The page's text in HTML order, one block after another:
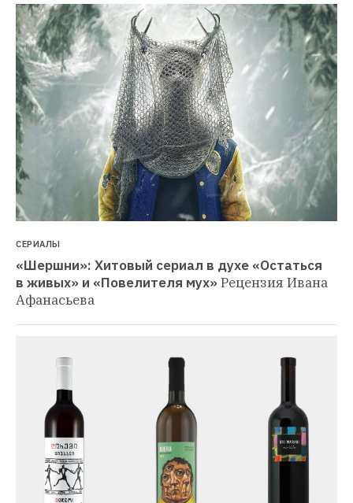
СЕРИАЛЫ
«Шершни»: Хитовый сериал в духе «Остаться
в живых» и «Повелителя мух» Рецензия Ивана
Афанасьева